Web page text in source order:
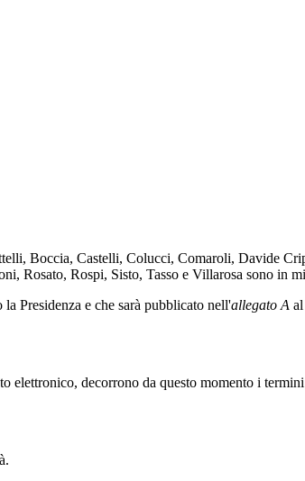
Boccia, Castelli, Colucci, Comaroli, Davide
Rospi, Sisto, Tasso e Villarosa sono in
Presidenza e che sarà pubblicato nell'allegato A
elettronico, decorrono da questo momento i